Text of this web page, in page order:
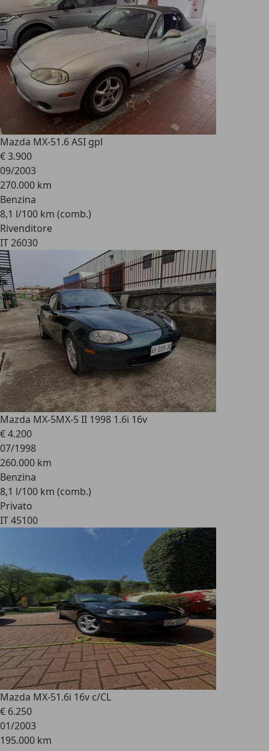
Mazda MX-51.6 ASI gpl
€ 3.900
09/2003
270.000 km
Benzina
8,1 l/100 km (comb.)
Rivenditore
IT 26030
Mazda MX-5MX-5 II 1998 1.6i 16v
€ 4.200
07/1998
260.000 km
Benzina
8,1 l/100 km (comb.)
Privato
IT 45100
Mazda MX-51.6i 16v c/CL
€ 6.250
01/2003
195.000 km